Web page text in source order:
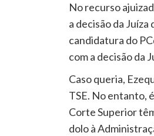
No recurso
a decisão da
candidatura do
com a decisão da
Caso queria,
TSE. No entanto,
Corte Superior
dolo à